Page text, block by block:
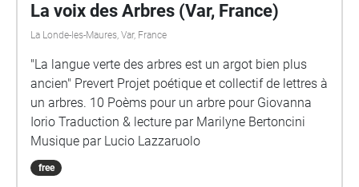
La voix des Arbres (Var, France)
La Londe-les-Maures, Var, France
"La langue verte des arbres est un argot bien plus
ancien" Prevert Projet poétique et collectif de lettres à
un arbres. 10 Poèms pour un arbre pour Giovanna
Iorio Traduction & lecture par Marilyne Bertoncini
Musique par Lucio Lazzaruolo
free